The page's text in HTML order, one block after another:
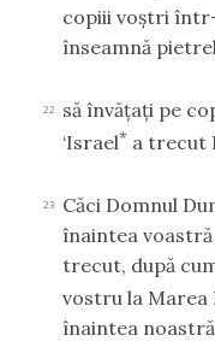
copiii voştri
înseamnă
22
să învăţaţi pe
‘Israel* a trecut
23
Căci Domnul
înaintea
trecut, după
vostru la Marea
înaintea